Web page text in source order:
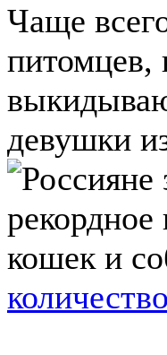
Чаще
питомцев,
девушки